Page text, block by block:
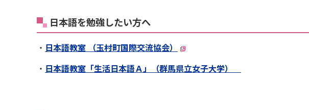
日本語を勉強したい方へ
・ 日本語教室 （玉村町国際交流協会）
・ 日本語教室「生活日本語Ａ」（群馬県立女子大学）